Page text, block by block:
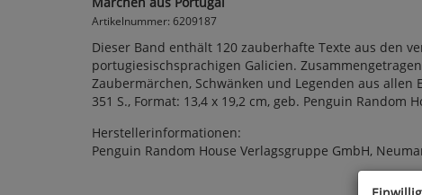
Artikelnummer: 6209187
Dieser Band enthält 120 zauberhafte Texte aus den
portugiesischsprachigen Galicien.
Zaubermärchen, Schwänken und Legenden aus
351 S., Format: 13,4 x 19,2 cm, geb. Penguin Random
Herstellerinformationen:
Penguin Random House Verlagsgruppe GmbH,